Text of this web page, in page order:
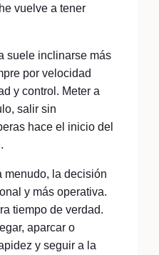
vuelve a tener
suele inclinarse más
por velocidad
y control. Meter a
salir sin
hace el inicio del
menudo, la decisión
y más operativa.
tiempo de verdad.
aparcar o
y seguir a la